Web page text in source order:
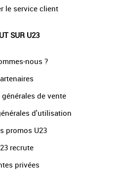
le service client
SUR U23
nous ?
de vente
d'utilisation
promos U23
recrute
privées